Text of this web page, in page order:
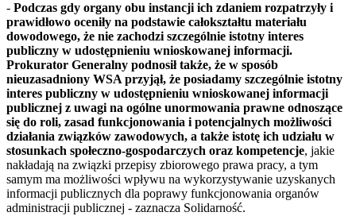
- Podczas gdy organy obu instancji ich zdaniem rozpatrzyły i
prawidłowo oceniły na podstawie całokształtu materiału
dowodowego, że nie zachodzi szczególnie istotny interes
publiczny w udostępnieniu wnioskowanej informacji.
Prokurator Generalny podnosił także, że w sposób
nieuzasadniony WSA przyjął, że posiadamy szczególnie istotny
interes publiczny w udostępnieniu wnioskowanej informacji
publicznej z uwagi na ogólne unormowania prawne odnoszące
się do roli, zasad funkcjonowania i potencjalnych możliwości
działania związków zawodowych, a także istotę ich udziału w
stosunkach społeczno-gospodarczych oraz kompetencje, jakie
nakładają na związki przepisy zbiorowego prawa pracy, a tym
samym ma możliwości wpływu na wykorzystywanie uzyskanych
informacji publicznych dla poprawy funkcjonowania organów
administracji publicznej - zaznacza Solidarność.